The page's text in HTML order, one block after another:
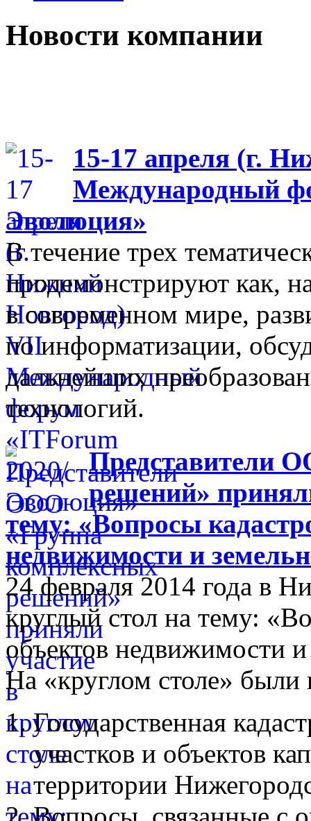
Новости компании
15-17 апреля (г.
Международный
Эволюция»
В течение трех
продемонстрируют как,
в современном мире,
по информатизации,
дальнейших
технологий.
Представители
решений»
тему: «Вопросы
недвижимости и
24 февраля 2014 года в
круглый стол на тему:
объектов недвижимости
На «круглом столе»
Государственная
участков и объектов
территории